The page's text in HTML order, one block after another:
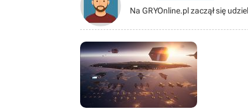
Na GRYOnline.pl zaczął się